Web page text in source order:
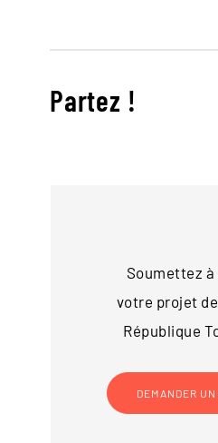
Partez !
Soumettez
votre projet
République
DEMANDER